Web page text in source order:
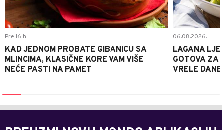
Pre 16 h
KAD JEDNOM PROBATE GIBANICU SA
MLINCIMA, KLASIČNE KORE VAM VIŠE
NEĆE PASTI NA PAMET
06.08.2026.
LAGANA
GOTOVA ZA
VRELE DANE